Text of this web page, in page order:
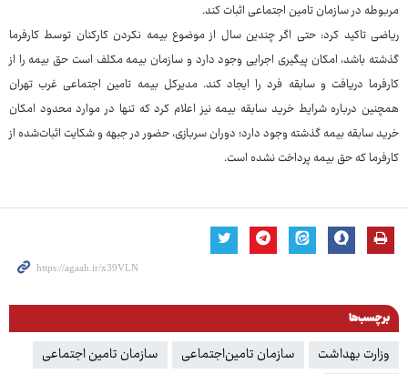
مربوطه در سازمان تامین اجتماعی اثبات کند.
ریاضی تاکید کرد: حتی اگر چندین سال از موضوع بیمه نکردن کارکنان توسط کارفرما
گذشته باشد، امکان پیگیری اجرایی وجود دارد و سازمان بیمه مکلف است حق بیمه را از
کارفرما دریافت و سابقه فرد را ایجاد کند. مدیرکل بیمه تامین اجتماعی غرب تهران
همچنین درباره شرایط خرید سابقه بیمه نیز اعلام کرد که تنها در موارد محدود امکان
خرید سابقه بیمه گذشته وجود دارد؛ دوران سربازی، حضور در جبهه و شکایت اثبات‌شده از
کارفرما که حق بیمه پرداخت نشده است.
برچسب‌ها
وزارت بهداشت سازمان تامین‌اجتماعی
سازمان تامین اجتماعی